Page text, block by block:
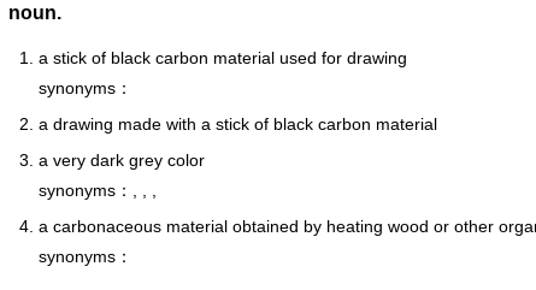
noun.
a stick of black carbon material used for drawing
synonyms：
a drawing made with a stick of black carbon material
a very dark grey color
synonyms：, , ,
a carbonaceous material obtained by heating wood or other
synonyms：